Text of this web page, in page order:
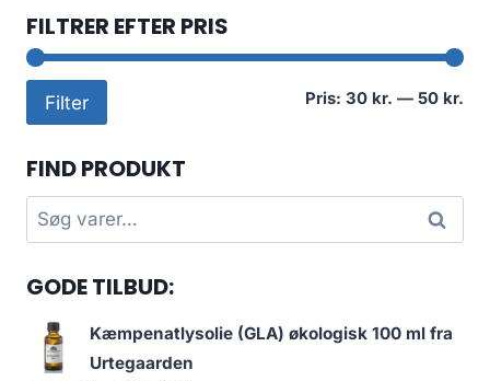
FILTRER EFTER PRIS
Filter Pris: 30 kr. — 50 kr.
FIND PRODUKT
Søg
efter:
Søg
GODE TILBUD:
Kæmpenatlysolie (GLA) økologisk 100 ml fra
Urtegaarden